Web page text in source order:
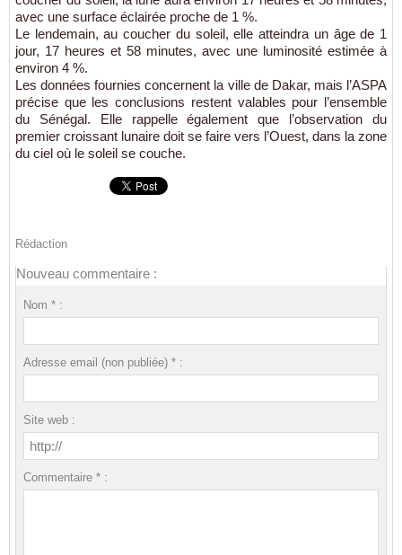
avec une surface éclairée proche de 1 %.
Le lendemain, au coucher du soleil, elle atteindra un âge de 1
jour, 17 heures et 58 minutes, avec une luminosité estimée à
environ 4 %.
Les données fournies concernent la ville de Dakar, mais l’ASPA
précise que les conclusions restent valables pour l’ensemble
du Sénégal. Elle rappelle également que l’observation du
premier croissant lunaire doit se faire vers l’Ouest, dans la zone
du ciel où le soleil se couche.
Rédaction
Nouveau commentaire :
Nom * :
Adresse email (non publiée) * :
Site web :
Commentaire * :